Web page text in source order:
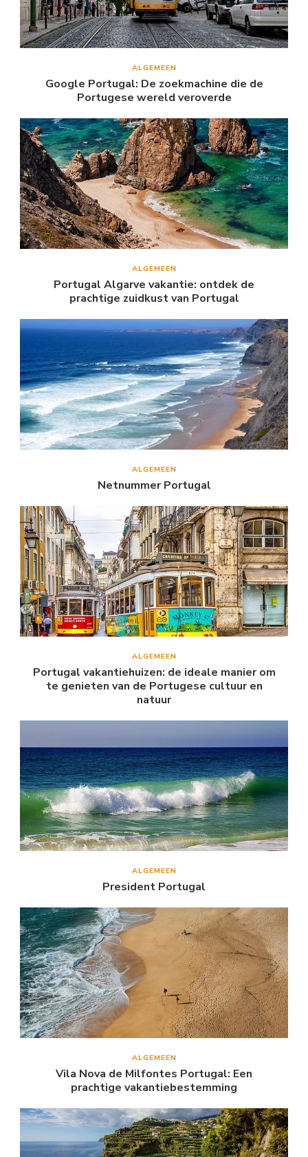
ALGEMEEN
Google Portugal: De zoekmachine die de
Portugese wereld veroverde
ALGEMEEN
Portugal Algarve vakantie: ontdek de
prachtige zuidkust van Portugal
ALGEMEEN
Netnummer Portugal
ALGEMEEN
Portugal vakantiehuizen: de ideale manier om
te genieten van de Portugese cultuur en
natuur
ALGEMEEN
President Portugal
ALGEMEEN
Vila Nova de Milfontes Portugal: Een
prachtige vakantiebestemming